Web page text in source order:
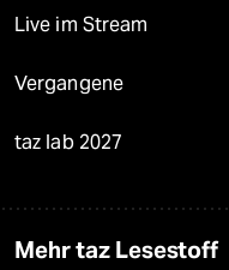
Live im Stream
Vergangene
taz lab 2027
Mehr taz Lesestoff